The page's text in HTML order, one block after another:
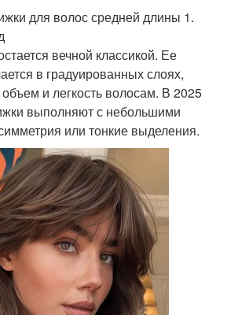
для волос средней длины 1.
вечной классикой. Ее
в градуированных слоях,
и легкость волосам. В 2025
выполняют с небольшими
или тонкие выделения.